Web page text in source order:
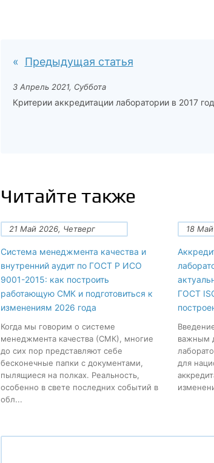
Предыдущая статья
3 Апрель 2021, Суббота
Критерии аккредитации лаборатории в 2017
Читайте также
21 Май 2026, Четверг
Система менеджмента качества и
внутренний аудит по ГОСТ Р ИСО
9001-2015: как построить
работающую СМК и подготовиться к
изменениям 2026 года
Когда мы говорим о системе
менеджмента качества (СМК), многие
до сих пор представляют себе
бесконечные папки с документами,
пылящиеся на полках. Реальность,
особенно в свете последних событий в
обл...
18
ГОСТ
важным
для